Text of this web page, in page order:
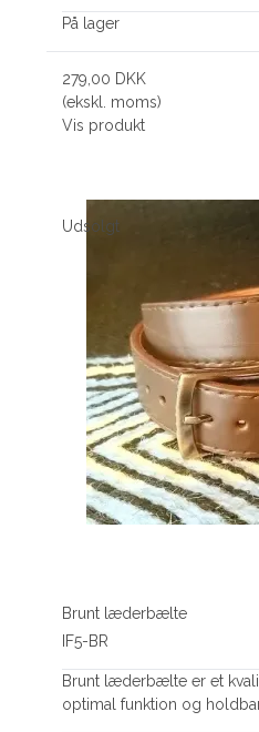
På lager
279,00 DKK
(ekskl. moms)
Vis produkt
Udsolgt
Brunt læderbælte
IF5-BR
Brunt læderbælte er et
optimal funktion og